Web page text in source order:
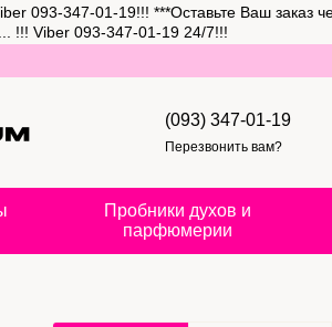
347-01-19!!! ***Оставьте Ваш заказ
!!! Viber 093-347-01-19 24/7!!!
(093) 347-01-19
Перезвонить вам?
Пробники духов и
парфюмерии